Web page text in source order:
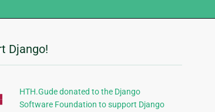
Django!
HTH.Gude donated to the Django
Software Foundation to support Django